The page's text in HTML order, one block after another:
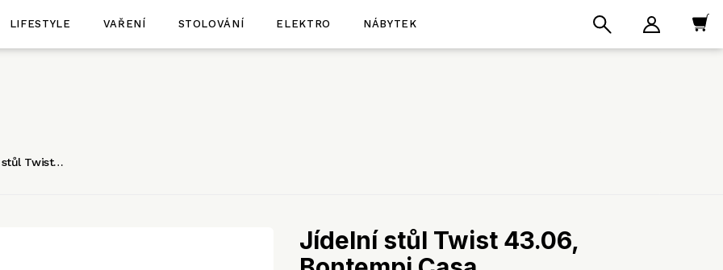
LIFESTYLE VAŘENÍ STOLOVÁNÍ ELEKTRO NÁBYTEK
Twist…
Jídelní stůl Twist 43.06,